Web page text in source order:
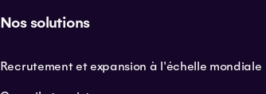
Nos solutions
Recrutement et expansion à l'échelle mondiale